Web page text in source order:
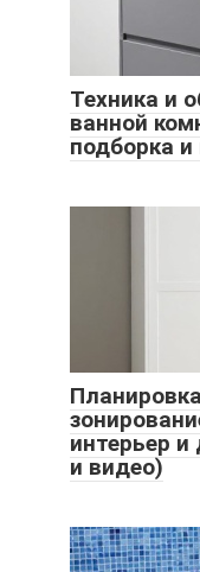
Техника и
ванной
подборка
интерьер и
и видео)